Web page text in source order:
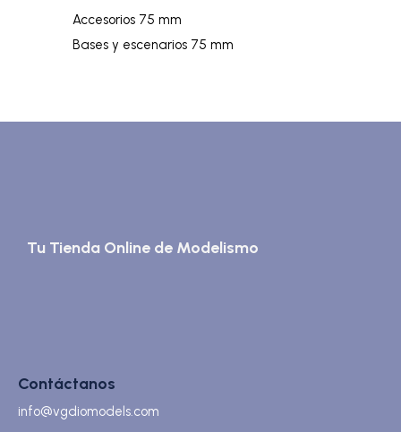
Accesorios 75 mm
Bases y escenarios 75 mm
Tu Tienda Online de Modelismo
Contáctanos
info@vgdiomodels.com